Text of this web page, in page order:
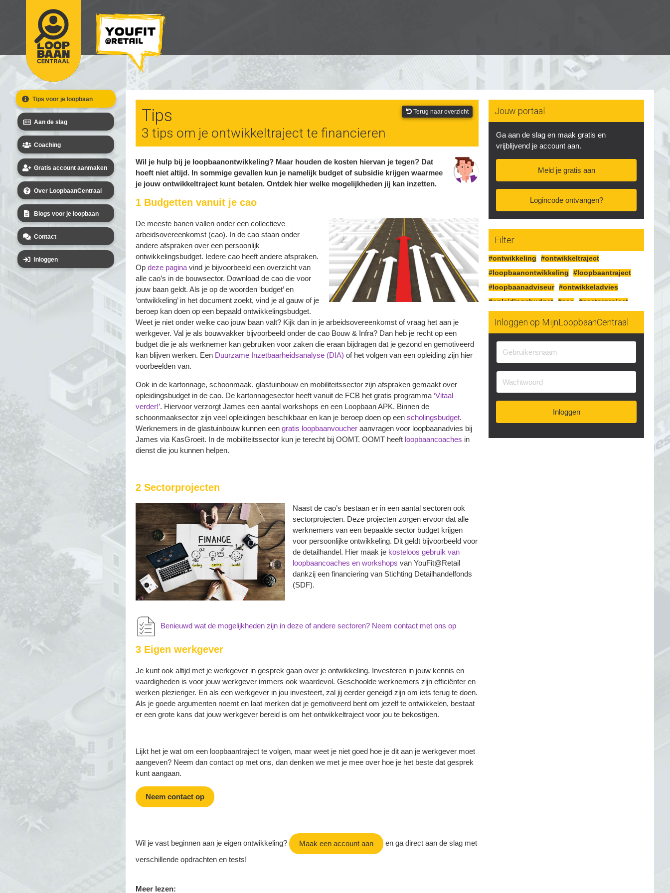
Tips voor je loopbaan
Aan de slag
Coaching
Gratis account aanmaken
Over LoopbaanCentraal
Blogs voor je loopbaan
Contact
Inloggen
Tips
3 tips om je ontwikkeltraject te financieren
Terug naar overzicht
Wil je hulp bij je loopbaanontwikkeling? Maar houden de kosten hiervan je tegen? Dat
hoeft niet altijd. In sommige gevallen kun je namelijk budget of subsidie krijgen waarmee
je jouw ontwikkeltraject kunt betalen. Ontdek hier welke mogelijkheden jij kan inzetten.
1 Budgetten vanuit je cao
De meeste banen vallen onder een collectieve
arbeidsovereenkomst (cao). In de cao staan onder
andere afspraken over een persoonlijk
ontwikkelingsbudget. Iedere cao heeft andere afspraken.
Op deze pagina vind je bijvoorbeeld een overzicht van
alle cao’s in de bouwsector. Download de cao die voor
jouw baan geldt. Als je op de woorden ‘budget’ en
‘ontwikkeling’ in het document zoekt, vind je al gauw of je
beroep kan doen op een bepaald ontwikkelingsbudget.
Weet je niet onder welke cao jouw baan valt? Kijk dan in je arbeidsovereenkomst of vraag het aan je
werkgever. Val je als bouwvakker bijvoorbeeld onder de cao Bouw & Infra? Dan heb je recht op een
budget die je als werknemer kan gebruiken voor zaken die eraan bijdragen dat je gezond en gemotiveerd
kan blijven werken. Een Duurzame Inzetbaarheidsanalyse (DIA) of het volgen van een opleiding zijn hier
voorbeelden van.
Ook in de kartonnage, schoonmaak, glastuinbouw en mobiliteitssector zijn afspraken gemaakt over
opleidingsbudget in de cao. De kartonnagesector heeft vanuit de FCB het gratis programma ‘Vitaal
verder!’. Hiervoor verzorgt James een aantal workshops en een Loopbaan APK. Binnen de
schoonmaaksector zijn veel opleidingen beschikbaar en kan je beroep doen op een scholingsbudget.
Werknemers in de glastuinbouw kunnen een gratis loopbaanvoucher aanvragen voor loopbaanadvies bij
James via KasGroeit. In de mobiliteitssector kun je terecht bij OOMT. OOMT heeft loopbaancoaches in
dienst die jou kunnen helpen.
2 Sectorprojecten
Naast de cao’s bestaan er in een aantal sectoren ook
sectorprojecten. Deze projecten zorgen ervoor dat alle
werknemers van een bepaalde sector budget krijgen
voor persoonlijke ontwikkeling. Dit geldt bijvoorbeeld voor
de detailhandel. Hier maak je kosteloos gebruik van
loopbaancoaches en workshops van YouFit@Retail
dankzij een financiering van Stichting Detailhandelfonds
(SDF).
Benieuwd wat de mogelijkheden zijn in deze of andere sectoren? Neem contact met ons op
3 Eigen werkgever
Je kunt ook altijd met je werkgever in gesprek gaan over je ontwikkeling. Investeren in jouw kennis en
vaardigheden is voor jouw werkgever immers ook waardevol. Geschoolde werknemers zijn efficiënter en
werken plezieriger. En als een werkgever in jou investeert, zal jij eerder geneigd zijn om iets terug te doen.
Als je goede argumenten noemt en laat merken dat je gemotiveerd bent om jezelf te ontwikkelen, bestaat
er een grote kans dat jouw werkgever bereid is om het ontwikkeltraject voor jou te bekostigen.
Lijkt het je wat om een loopbaantraject te volgen, maar weet je niet goed hoe je dit aan je werkgever moet
aangeven? Neem dan contact op met ons, dan denken we met je mee over hoe je het beste dat gesprek
kunt aangaan.
Neem contact op
Wil je vast beginnen aan je eigen ontwikkeling? Maak een account aan
en ga direct aan de slag met
verschillende opdrachten en tests!
Meer lezen:
Jouw portaal
Ga aan de slag en maak gratis en
vrijblijvend je account aan.
Meld je gratis aan
Logincode ontvangen?
Filter
#ontwikkeling
#ontwikkeltraject
#loopbaanontwikkeling
#loopbaantraject
#loopbaanadviseur #ontwikkeladvies
#opleidingsbudget #cao #sectorproject
#schoonmaak
Inloggen op MijnLoopbaanCentraal
Inloggen